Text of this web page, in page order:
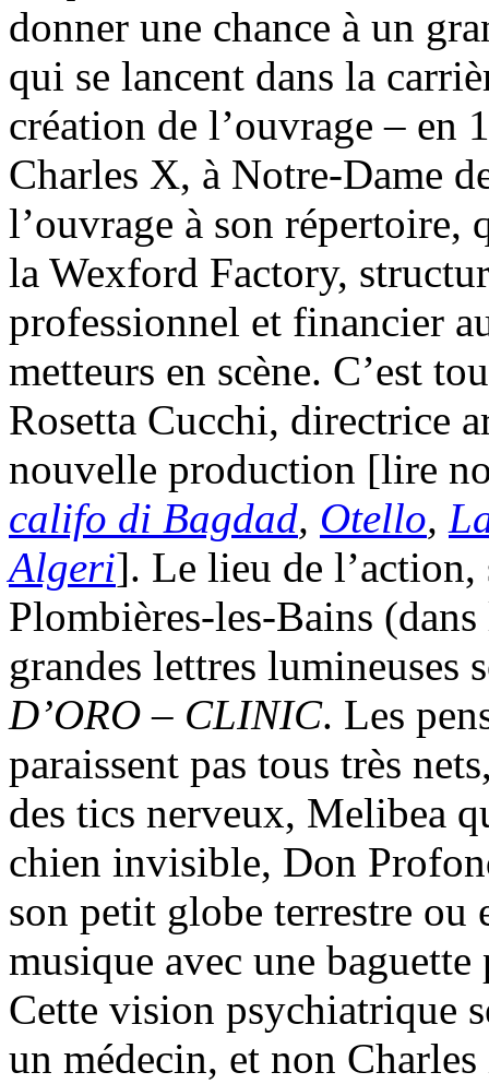
donner une chance à un
qui se lancent dans la
création de l’ouvrage – en
Charles X, à Notre-Dame
l’ouvrage à son répertoire,
la Wexford Factory,
professionnel et financier
metteurs en scène. C’est
Rosetta Cucchi, directrice
nouvelle production [lire
califo di Bagdad, Otello,
Algeri]. Le lieu de
Plombières-les-Bains
grandes lettres lumineuses
D’ORO – CLINIC. Les
paraissent pas tous très
des tics nerveux, Melibea
chien invisible, Don
son petit globe terrestre
musique avec une
Cette vision psychiatrique
un médecin, et non